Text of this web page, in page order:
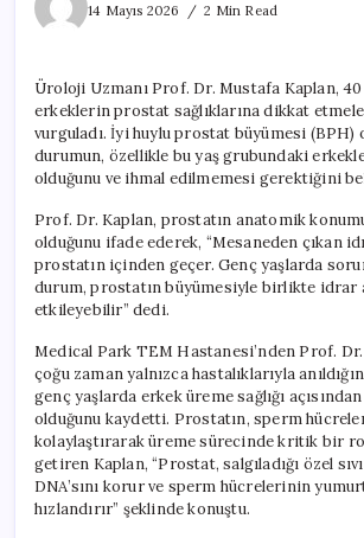
14 Mayıs 2026
2 Min Read
Üroloji Uzmanı Prof. Dr. Mustafa Kaplan,
erkeklerin prostat sağlıklarına dikkat
vurguladı. İyi huylu prostat büyümesi (BPH)
durumun, özellikle bu yaş grubundaki
olduğunu ve ihmal edilmemesi gerektiğini
Prof. Dr. Kaplan, prostatın anatomik
olduğunu ifade ederek, “Mesaneden çıkan
prostatın içinden geçer. Genç yaşlarda
durum, prostatın büyümesiyle birlikte idrar
etkileyebilir” dedi.
Medical Park TEM Hastanesi’nden Prof.
çoğu zaman yalnızca hastalıklarıyla
genç yaşlarda erkek üreme sağlığı
olduğunu kaydetti. Prostatın, sperm
kolaylaştırarak üreme sürecinde kritik bir rol
getiren Kaplan, “Prostat, salgıladığı özel
DNA’sını korur ve sperm hücrelerinin
hızlandırır” şeklinde konuştu.